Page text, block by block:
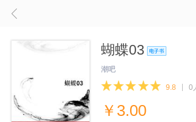
蝴蝶03
潮吧
9.8 0
￥ 3.00